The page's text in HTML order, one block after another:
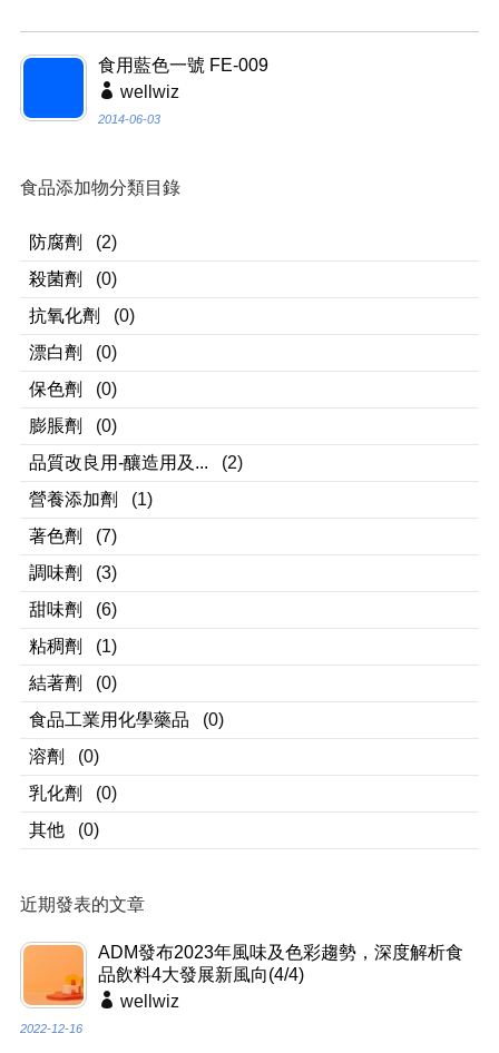
食用藍色一號 FE-009
wellwiz
2014-06-03
食品添加物分類目錄
防腐劑
(2)
殺菌劑
(0)
抗氧化劑
(0)
漂白劑
(0)
保色劑
(0)
膨脹劑
(0)
品質改良用-釀造用及...
(2)
營養添加劑
(1)
著色劑
(7)
調味劑
(3)
甜味劑
(6)
粘稠劑
(1)
結著劑
(0)
食品工業用化學藥品
(0)
溶劑
(0)
乳化劑
(0)
其他
(0)
近期發表的文章
ADM發布2023年風味及色彩趨勢，深度解析食
品飲料4大發展新風向(4/4)
wellwiz
2022-12-16